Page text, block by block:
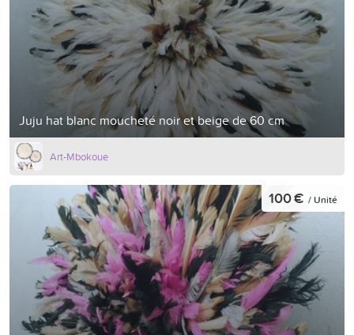
Juju hat blanc moucheté noir et beige de 60 cm
Art-Mbokoue
100 € / Unité